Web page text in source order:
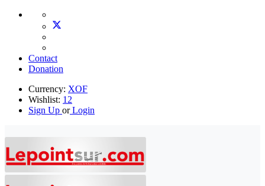
Contact
Donation
Currency: XOF
Wishlist: 12
Sign Up orLogin